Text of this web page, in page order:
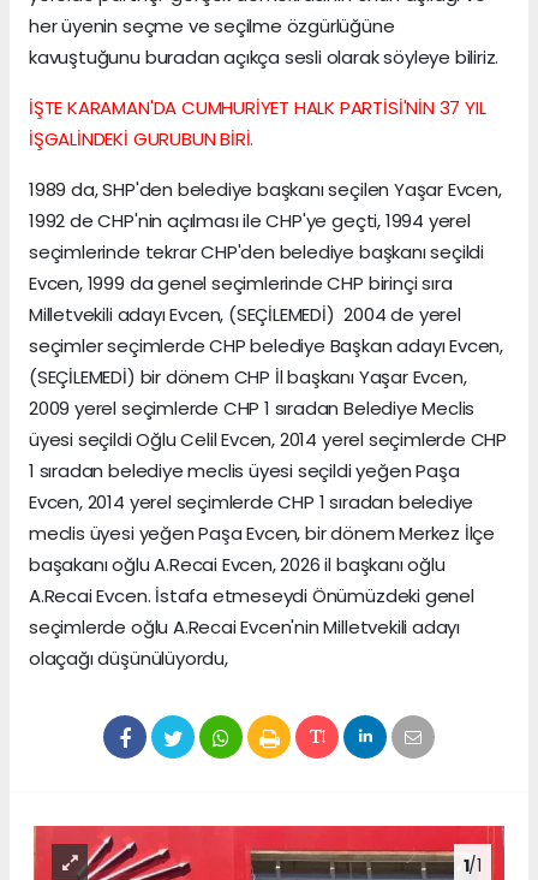
her üyenin seçme ve seçilme özgürlüğüne
kavuştuğunu buradan açıkça sesli olarak söyleye biliriz.
İŞTE KARAMAN'DA CUMHURİYET HALK PARTİSİ'NİN 37 YIL
İŞGALİNDEKİ GURUBUN BİRİ.
1989 da, SHP'den belediye başkanı seçilen Yaşar Evcen,
1992 de CHP'nin açılması ile CHP'ye geçti, 1994 yerel
seçimlerinde tekrar CHP'den belediye başkanı seçildi
Evcen, 1999 da genel seçimlerinde CHP birinçi sıra
Milletvekili adayı Evcen, (SEÇİLEMEDİ) 2004 de yerel
seçimler seçimlerde CHP belediye Başkan adayı Evcen,
(SEÇİLEMEDİ) bir dönem CHP İl başkanı Yaşar Evcen,
2009 yerel seçimlerde CHP 1 sıradan Belediye Meclis
üyesi seçildi Oğlu Celil Evcen, 2014 yerel seçimlerde CHP
1 sıradan belediye meclis üyesi seçildi yeğen Paşa
Evcen, 2014 yerel seçimlerde CHP 1 sıradan belediye
meclis üyesi yeğen Paşa Evcen, bir dönem Merkez İlçe
başakanı oğlu A.Recai Evcen, 2026 il başkanı oğlu
A.Recai Evcen. İstafa etmeseydi Önümüzdeki genel
seçimlerde oğlu A.Recai Evcen'nin Milletvekili adayı
olaçağı düşünülüyordu,
1/1